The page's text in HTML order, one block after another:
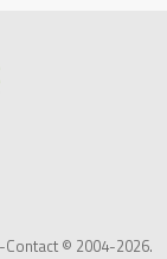
© 2004-2026.